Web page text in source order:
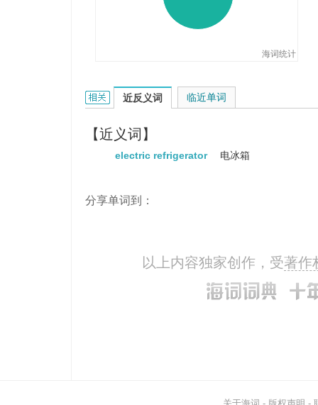
海词统计
fridge的相关资料：
近反义词
【近义词】
electric refrigerator 电冰箱
临近单词
分享单词到：
以上内容独家创作，受著作